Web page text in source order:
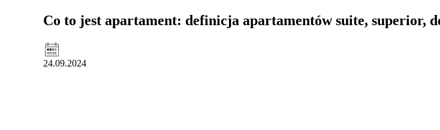
Co to jest apartament: definicja apartamentów suite, superior,
24.09.2024